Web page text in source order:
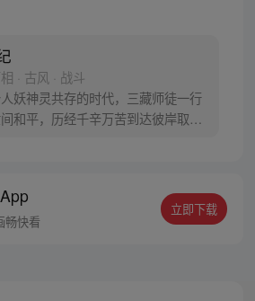
· 古风 · 战斗
妖神灵共存的时代，三藏师徒一行
和平，历经千辛万苦到达彼岸取
找到唐三藏大法师，和他一起重新
们，组成全新“西行小队”，再度踏
畅快看
立即下载